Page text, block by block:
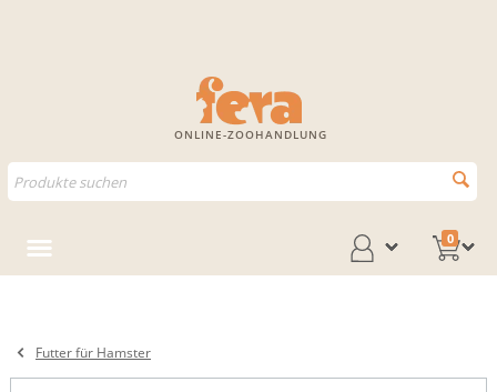
ONLINE-ZOOHANDLUNG
0
Futter für Hamster